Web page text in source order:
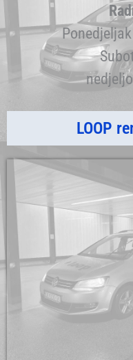
LOOP